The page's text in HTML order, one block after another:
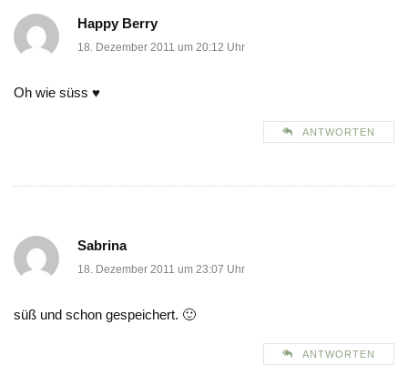
Happy Berry
18. Dezember 2011 um 20:12 Uhr
Oh wie süss ♥
ANTWORTEN
Sabrina
18. Dezember 2011 um 23:07 Uhr
süß und schon gespeichert. 🙂
ANTWORTEN